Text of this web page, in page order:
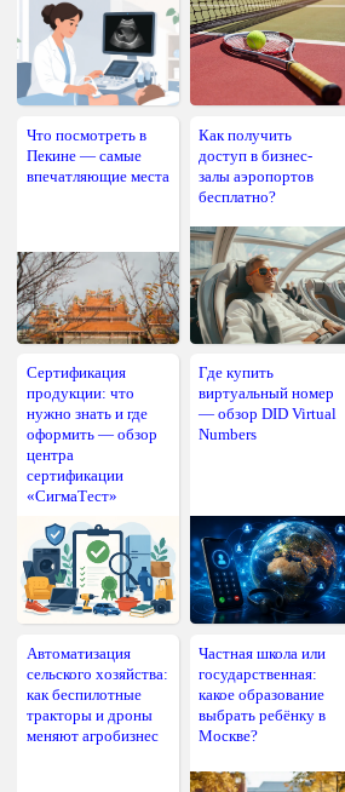
Что посмотреть в
Пекине — самые
впечатляющие места
Как получить
доступ в бизнес-
залы аэропортов
бесплатно?
Сертификация
продукции: что
нужно знать и где
оформить — обзор
центра
сертификации
«СигмаТест»
Где купить
виртуальный номер
— обзор DID Virtual
Numbers
Автоматизация
сельского хозяйства:
как беспилотные
тракторы и дроны
меняют агробизнес
Частная школа или
государственная:
какое образование
выбрать ребёнку в
Москве?